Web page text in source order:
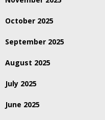
October 2025
September 2025
August 2025
July 2025
June 2025